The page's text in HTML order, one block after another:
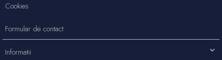
Cookies
Formular de contact
Informatii